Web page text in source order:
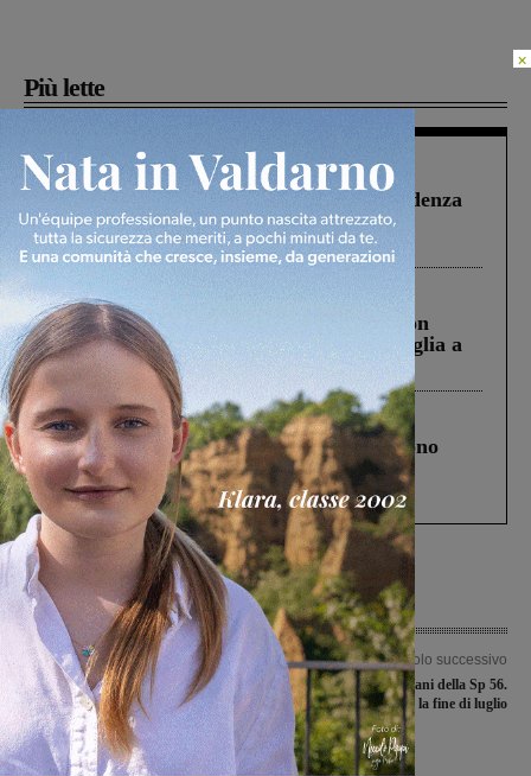
Più lette
Figline Incisa Valdarno 1 Agosto 2026
Piscina di Figline finanziata oltre la scadenza
Pnrr, il gruppo di Fratelli d’Italia: “Un
ringraziamento al Governo”
Cronaca 3 Agosto 2026
Scomparso da una struttura di Castiglion
Fiorentino l’uomo che aveva ucciso la figlia a
Levane nel 2020
Cronaca 4 Agosto 2026
Un anno fa la strage in A1 in cui morirono
Gianni, Giulia e Franco. Lo schianto, il
processo, lo stop ai sorpassi fra tir....
Articolo precedente
Conto alla rovescia per l’avvio dei
saldi: forti le aspettative dei
commercianti, dopo una stagione
partita in ritardo
Articolo successivo
Brollo, chiusura domani della Sp 56.
Lavori terminati entro la fine di luglio
×